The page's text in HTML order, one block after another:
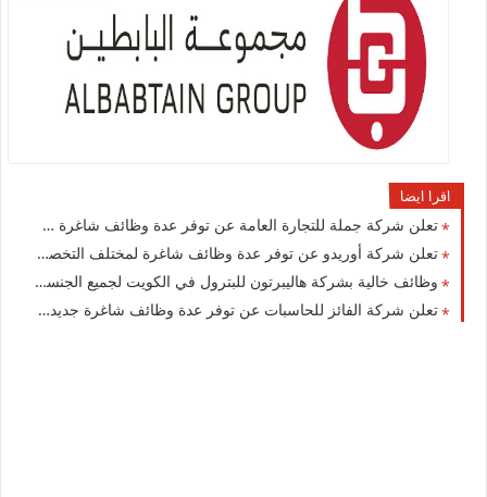
اقرا ايضا
تعلن شركة جملة للتجارة العامة عن توفر عدة وظائف شاغرة جديدة في مختلف التخصصات في الكويت
تعلن شركة أوريدو عن توفر عدة وظائف شاغرة لمختلف التخصصات للرجال والنساء بالكويت
وظائف خالية بشركة هاليبرتون للبترول في الكويت لجميع الجنسيات
تعلن شركة الفائز للحاسبات عن توفر عدة وظائف شاغرة جديدة في العديد من التخصصات للوافدين والمقيمين بالكويت